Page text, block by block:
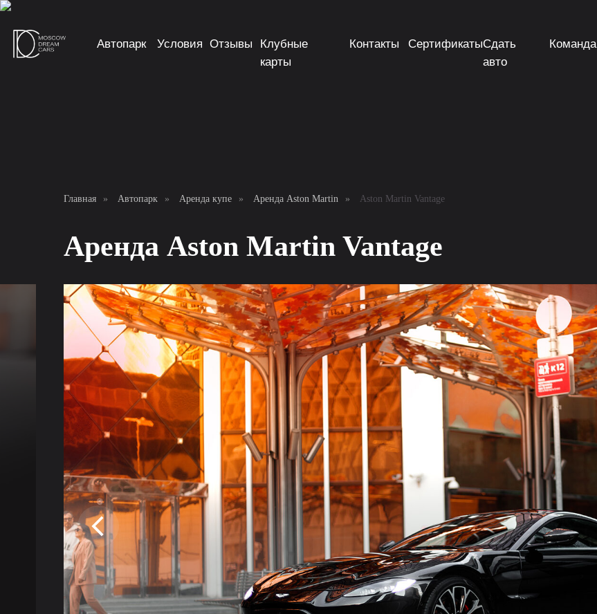
Автопарк Условия Отзывы
Клубные
карты
Контакты СертификатыСдать
авто
Команда
Главная » Автопарк » Аренда купе » Аренда Aston Martin » Aston Martin Vantage
Аренда Aston Martin Vantage